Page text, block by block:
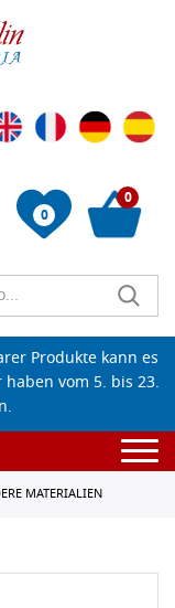
0
0
Produkte kann es
vom 5. bis 23.
MATERIALIEN